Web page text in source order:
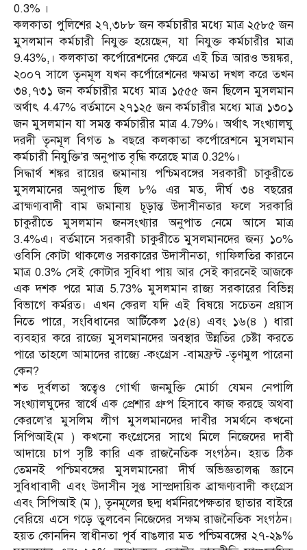
0.3% ।
কলকাতা পুলিশের ২৭,৩৮৮ জন কর্মচারীর মধ্যে মাত্র ২৫৮৫ জন
মুসলমান কর্মচারী নিযুক্ত হয়েছেন, যা নিযুক্ত কর্মচারীর মাত্র
9.43%,। কলকাতা কর্পোরেশনের ক্ষেত্রে এই চিত্র আরও ভয়ঙ্কর,
২০০৭ সালে তৃনমূল যখন কর্পোরেশনের ক্ষমতা দখল করে তখন
৩৪,৭৩১ জন কর্মচারীর মধ্যে মাত্র ১৫৫৫ জন ছিলেন মুসলমান
অর্থাৎ 4.47% বর্তমানে ২৭১২৫ জন কর্মচারীর মধ্যে মাত্র ১৩০১
জন মুসলমান যা সমস্ত কর্মচারীর মাত্র 4.79%। অর্থাৎ সংখ্যালঘু
দরদী তৃনমূল বিগত ৯ বছরে কলকাতা কর্পোরেশনে মুসলমান
কর্মচারী নিযুক্তি’র অনুপাত বৃদ্ধি করেছে মাত্র 0.32%।
সিদ্ধার্থ শঙ্কর রায়ের জমানায় পশ্চিমবঙ্গের সরকারী চাকুরীতে
মুসলমানের অনুপাত ছিল ৮% এর মত, দীর্ঘ ৩৪ বছরের
ব্রাহ্মণ্যবাদী বাম জমানায় চূড়ান্ত উদাসীনতার ফলে সরকারি
চাকুরীতে মুসলমান জনসংখ্যার অনুপাত নেমে আসে মাত্র
3.4%এ। বর্তমানে সরকারী চাকুরীতে মুসলমানদের জন্য ১০%
ওবিসি কোটা থাকলেও সরকারের উদাসীনতা, গাফিলতির কারনে
মাত্র 0.3% সেই কোটার সুবিধা পায় আর সেই কারনেই আজকে
এক দশক পরে মাত্র 5.73% মুসলমান রাজ্য সরকারের বিভিন্ন
বিভাগে কর্মরত। এখন কেরল যদি এই বিষয়ে সচেতন প্রয়াস
নিতে পারে, সংবিধানের আর্টিকেল ১৫(৪) এবং ১৬(৪ ) ধারা
ব্যবহার করে রাজ্যে মুসলমানদের অবস্থার উন্নতির চেষ্টা করতে
পারে তাহলে আমাদের রাজ্যে -কংগ্রেস -বামফ্রন্ট -তৃণমুল পারেনা
কেন?
শত দুর্বলতা স্বত্বেও গোর্খা জনমুক্তি মোর্চা যেমন নেপালি
সংখ্যালঘুদের স্বার্থে এক প্রেশার গ্রুপ হিসাবে কাজ করছে অথবা
কেরলে’র মুসলিম লীগ মুসলমানদের দাবীর সমর্থনে কখনো
সিপিআই(ম ) কখনো কংগ্রেসের সাথে মিলে নিজেদের দাবী
আদায়ে চাপ সৃষ্টি কারি এক রাজনৈতিক সংগঠন। হয়ত ঠিক
তেমনই পশ্চিমবঙ্গের মুসলমানেরা দীর্ঘ অভিজ্ঞতালব্ধ জ্ঞানে
সুবিধাবাদী এবং উদাসীন সুপ্ত সাম্প্রদায়িক ব্রাহ্মণ্যবাদী কংগ্রেস
এবং সিপিআই (ম ), তৃনমূলের ছদ্ম ধর্মনিরপেক্ষতার ছাতার বাইরে
বেরিয়ে এসে গড়ে তুলবেন নিজেদের সক্ষম রাজনৈতিক সংগঠন।
হয়ত কোনদিন স্বাধীনতা পূর্ব বাঙলার মত পশ্চিমবঙ্গের ২৭-২৯%